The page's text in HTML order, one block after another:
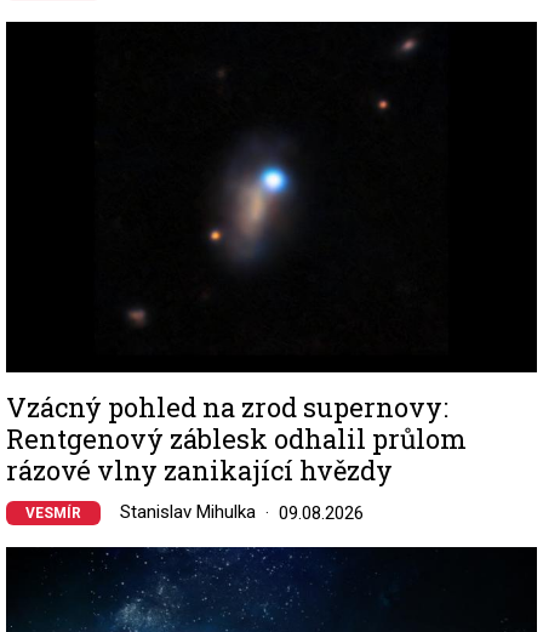
Vzácný pohled na zrod supernovy:
Rentgenový záblesk odhalil průlom
rázové vlny zanikající hvězdy
VESMÍR Stanislav Mihulka 09.08.2026
Image